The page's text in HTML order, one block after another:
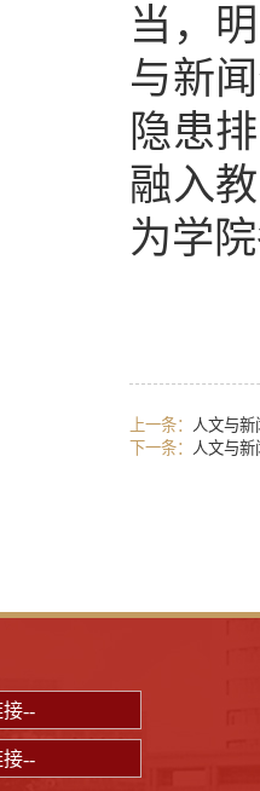
当，
与新
隐患
融入
为学
上一条： 人文与
下一条： 人文与